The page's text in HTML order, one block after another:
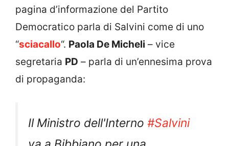
pagina d’informazione del Partito
Democratico parla di Salvini come di uno
“sciacallo“. Paola De Micheli – vice
segretaria PD – parla di un’ennesima prova
di propaganda:
Il Ministro dell'Interno #Salvini